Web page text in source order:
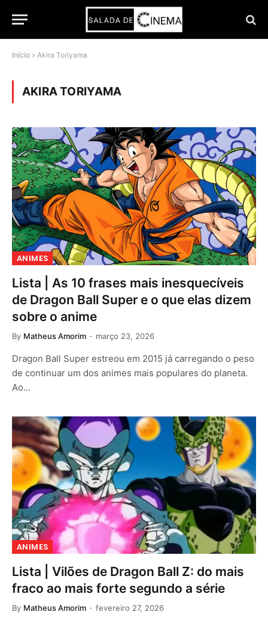
Início » Akira Toriyama
AKIRA TORIYAMA
ANIMES
Lista | As 10 frases mais inesquecíveis
de Dragon Ball Super e o que elas dizem
sobre o anime
By Matheus Amorim março 23, 2026
Dragon Ball Super estreou em 2015 já carregando o peso
de continuar um dos animes mais populares do planeta.
Ao…
ANIMES
Lista | Vilões de Dragon Ball Z: do mais
fraco ao mais forte segundo a série
By Matheus Amorim fevereiro 27, 2026